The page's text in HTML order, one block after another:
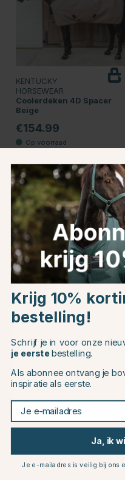
KENTUCKY
HORSEWEAR
Coolerdeken 4D Spacer
Beige
€154.99
(1)
15
HORSE GUARD
Coolerdekens HG Zwart
(11)
Choose country
EU
Krijg 10%
bestelling!
Schrijf je in voor onze
je eerste bestelling.
Als abonnee ontvang je
inspiratie als eerste.
Je e-mailadres
Ja, ik
Je e-mailadres is veilig bij ons